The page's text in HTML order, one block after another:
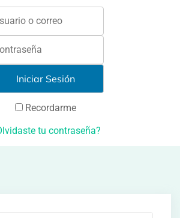
Recordarme
tu contraseña?